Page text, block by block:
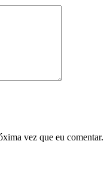
vez que eu comentar.